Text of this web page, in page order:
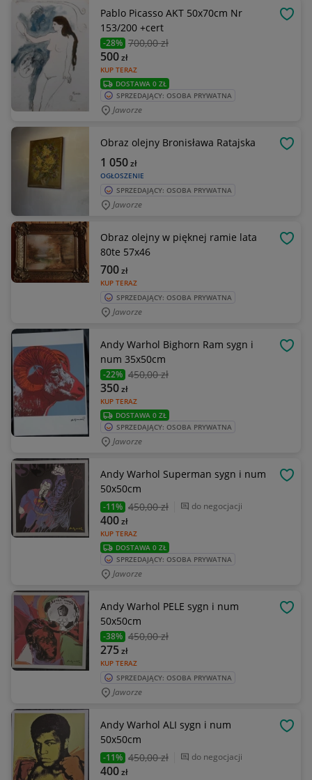
Pablo Picasso AKT 50x70cm Nr
153/200 +cert
-28% 700,00 zł
KUP TERAZ
500zł
DOSTAWA 0 ZŁ
SPRZEDAJĄCY: OSOBA PRYWATNA
Jaworze
Obraz olejny Bronisława Ratajska
OGŁOSZENIE
1 050zł
SPRZEDAJĄCY: OSOBA PRYWATNA
Jaworze
Obraz olejny w pięknej ramie lata
80te 57x46
KUP TERAZ
700zł
SPRZEDAJĄCY: OSOBA PRYWATNA
Jaworze
Andy Warhol Bighorn Ram sygn i
num 35x50cm
-22% 450,00 zł
KUP TERAZ
350zł
DOSTAWA 0 ZŁ
SPRZEDAJĄCY: OSOBA PRYWATNA
Jaworze
Andy Warhol Superman sygn i num
50x50cm
-11% 450,00 zł do negocjacji
KUP TERAZ
400zł
DOSTAWA 0 ZŁ
SPRZEDAJĄCY: OSOBA PRYWATNA
Jaworze
Andy Warhol PELE sygn i num
50x50cm
-38% 450,00 zł
KUP TERAZ
275zł
SPRZEDAJĄCY: OSOBA PRYWATNA
Jaworze
Andy Warhol ALI sygn i num
50x50cm
-11% 450,00 zł do negocjacji
400zł